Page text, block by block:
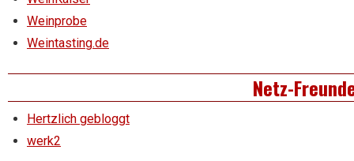
Weinprobe
Weintasting.de
Netz-
Hertzlich gebloggt
werk2